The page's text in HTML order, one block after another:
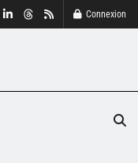
Connexion